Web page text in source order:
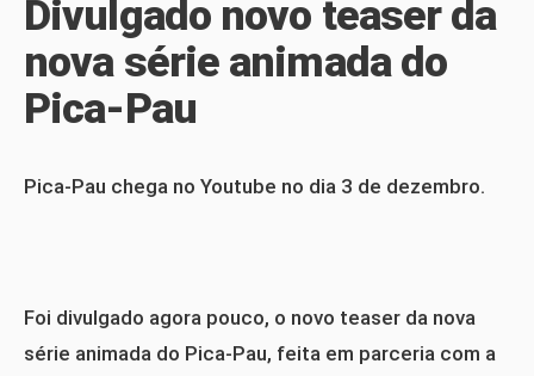
Divulgado novo teaser da
nova série animada do
Pica-Pau
Pica-Pau chega no Youtube no dia 3 de dezembro.
Foi divulgado agora pouco, o novo teaser da nova
série animada do Pica-Pau, feita em parceria com a